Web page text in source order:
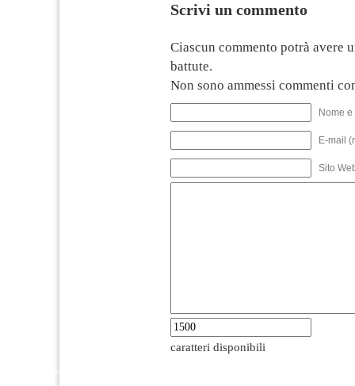
Scrivi un commento
Ciascun commento potrà avere
battute.
Non sono ammessi commenti
Nome
E-mail
Sito
caratteri disponibili